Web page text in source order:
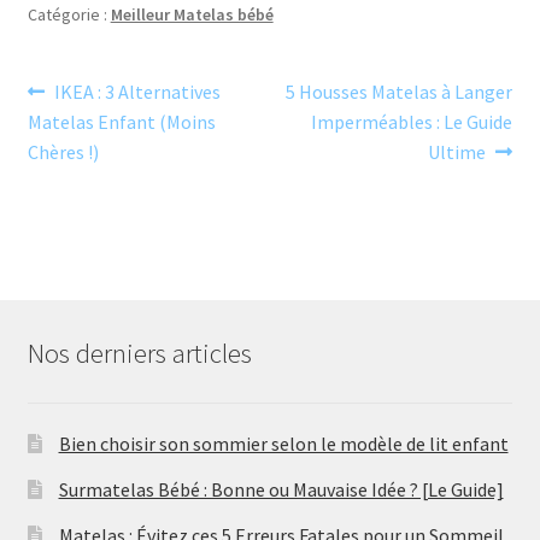
Catégorie : Meilleur Matelas bébé
Navigation
de
Article
précédent :
IKEA : 3 Alternatives
Matelas Enfant (Moins
Chères !)
Article
suivant :
5 Housses Matelas à Langer
Imperméables : Le Guide
Ultime
Nos derniers articles
Bien choisir son sommier selon le modèle de lit enfant
Surmatelas Bébé : Bonne ou Mauvaise Idée ? [Le Guide]